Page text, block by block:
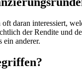
daran interessiert,
der Rendite und
ein anderer.